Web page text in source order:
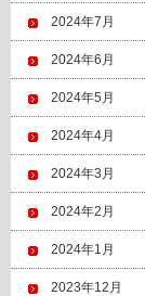
2024年7月
2024年6月
2024年5月
2024年4月
2024年3月
2024年2月
2024年1月
2023年12月